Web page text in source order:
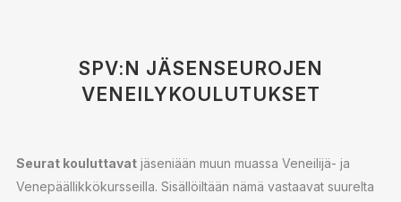
SPV:N JÄSENSEUROJEN
VENEILYKOULUTUKSET
Seurat kouluttavatjäseniään muun muassa Veneilijä- ja
Venepäällikkökursseilla. Sisällöiltään nämä vastaavat suurelta